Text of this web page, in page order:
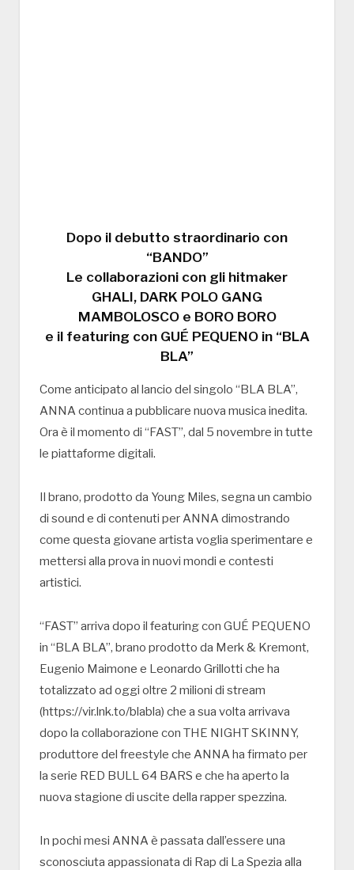
Dopo il debutto straordinario con
“BANDO”
Le collaborazioni con gli hitmaker
GHALI, DARK POLO GANG
MAMBOLOSCO e BORO BORO
e il featuring con GUÉ PEQUENO in “BLA
BLA”
Come anticipato al lancio del singolo “BLA BLA”,
ANNA continua a pubblicare nuova musica inedita.
Ora è il momento di “FAST”, dal 5 novembre in tutte
le piattaforme digitali.
Il brano, prodotto da Young Miles, segna un cambio
di sound e di contenuti per ANNA dimostrando
come questa giovane artista voglia sperimentare e
mettersi alla prova in nuovi mondi e contesti
artistici.
“FAST” arriva dopo il featuring con GUÉ PEQUENO
in “BLA BLA”, brano prodotto da Merk & Kremont,
Eugenio Maimone e Leonardo Grillotti che ha
totalizzato ad oggi oltre 2 milioni di stream
(https://vir.lnk.to/blabla) che a sua volta arrivava
dopo la collaborazione con THE NIGHT SKINNY,
produttore del freestyle che ANNA ha firmato per
la serie RED BULL 64 BARS e che ha aperto la
nuova stagione di uscite della rapper spezzina.
In pochi mesi ANNA è passata dall’essere una
sconosciuta appassionata di Rap di La Spezia alla